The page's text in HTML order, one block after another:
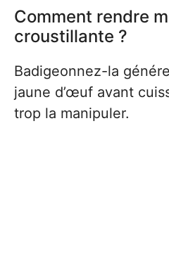
Comment rendre
croustillante ?
Badigeonnez-la
jaune d’œuf avant
trop la manipuler.